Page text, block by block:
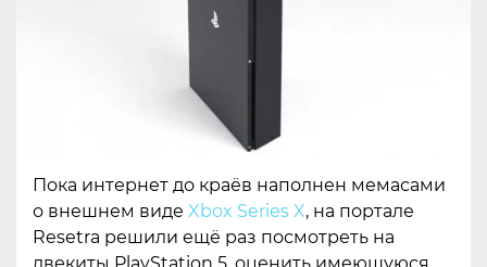
Пока интернет до краёв наполнен мемасами
о внешнем виде Xbox Series X, на портале
Resetra решили ещё раз посмотреть на